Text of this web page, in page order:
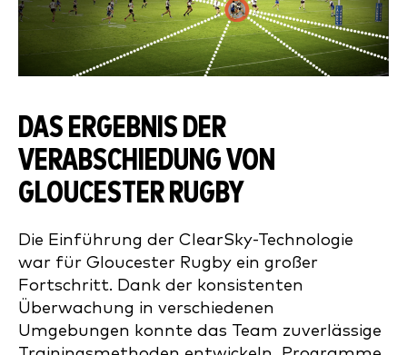
DAS ERGEBNIS DER
VERABSCHIEDUNG VON
GLOUCESTER RUGBY
Die Einführung der ClearSky-Technologie
war für Gloucester Rugby ein großer
Fortschritt. Dank der konsistenten
Überwachung in verschiedenen
Umgebungen konnte das Team zuverlässige